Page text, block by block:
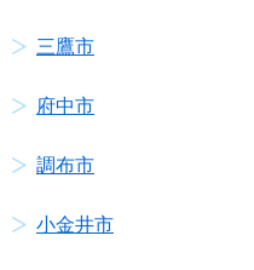
三鷹市
府中市
調布市
小金井市